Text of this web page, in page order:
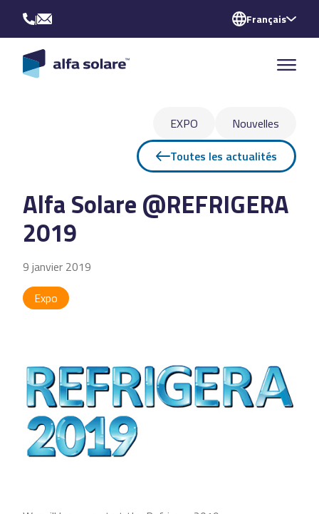
| Français
EXPO
Nouvelles
Toutes les actualités
Alfa Solare @REFRIGERA
2019
9 janvier 2019
Expo